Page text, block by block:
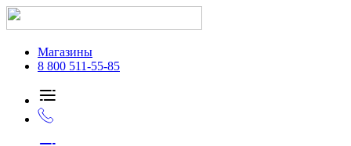
Магазины
8 800 511-55-85